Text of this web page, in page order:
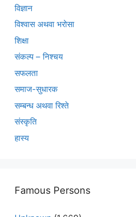
विज्ञान
विश्वास अथवा भरोसा
शिक्षा
संकल्प – निश्चय
सफलता
समाज-सुधारक
सम्बन्ध अथवा रिश्ते
संस्कृति
हास्य
Famous Persons